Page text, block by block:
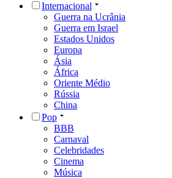
Internacional
Guerra na Ucrânia
Guerra em Israel
Estados Unidos
Europa
Ásia
África
Oriente Médio
Rússia
China
Pop
BBB
Carnaval
Celebridades
Cinema
Música